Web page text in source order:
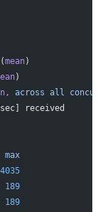
mean)
)
across all
received
max
189
189